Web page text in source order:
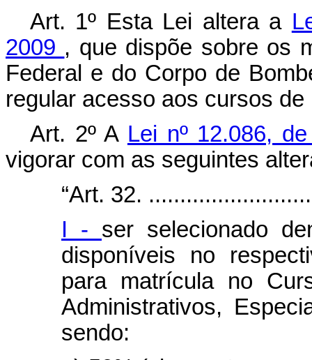
Art. 1º Esta Lei altera a
2009 , que dispõe sobre os
Federal e do Corpo de
regular acesso aos cursos
Art. 2º A Lei nº 12.086,
vigorar com as seguintes
“Art. 32.
I - ser selecionado
disponíveis no
para matrícula no
Administrativos,
sendo: